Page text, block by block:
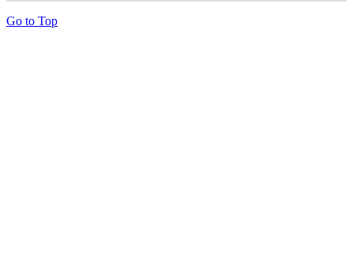
Go to Top